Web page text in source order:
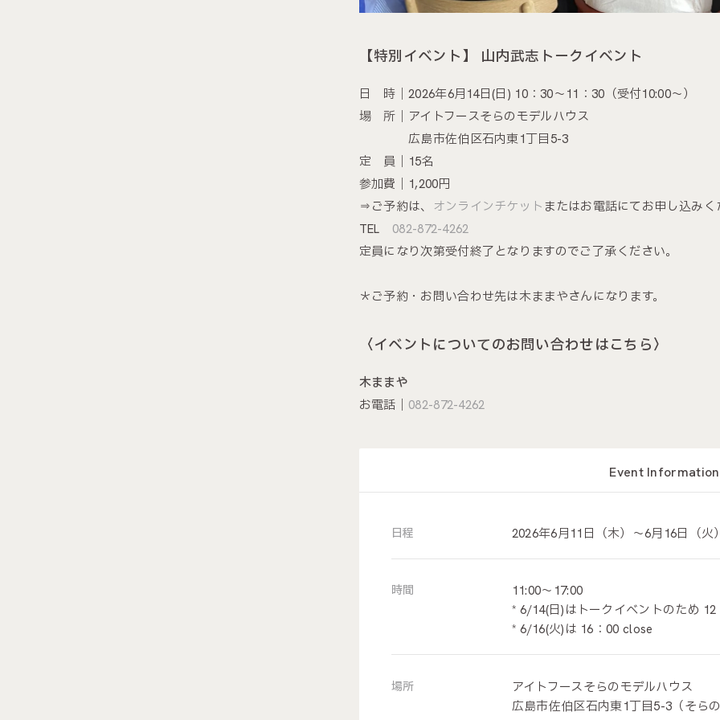
【特別イベント】 山内武志トークイベント
日 時｜2026年6月14日(日) 10：30〜11：30（受付10:00〜）
場 所｜アイトフースそらのモデルハウス
広島市佐伯区石内東1丁目5-3
定 員｜15名
参加費｜1,200円
⇒ご予約は、
オンラインチケット またはお電話にてお申し込みく
TEL 082-872-4262
定員になり次第受付終了となりますのでご了承ください。
＊ご予約・お問い合わせ先は木ままやさんになります。
〈イベントについてのお問い合わせはこちら〉
木ままや
お電話｜ 082-872-4262
Event Information
日程 2026年6月11日（木）〜6月16日（火
時間
11:00〜17:00
* 6/14(日)はトークイベントのため
* 6/16(火)は 16：00 close
場所
アイトフースそらのモデルハウス
広島市佐伯区石内東1丁目5-3（そら